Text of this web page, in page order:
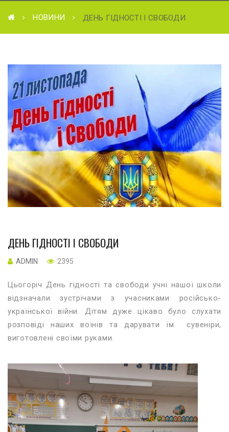
НОВИНИ ДЕНЬ ГІДНОСТІ І СВОБОДИ
ДЕНЬ ГІДНОСТІ І СВОБОДИ
ADMIN 2395
Цьогоріч День гідності та свободи учні нашої школи
відзначали зустрічами з учасниками російсько-
української війни. Дітям дуже цікаво було слухати
розповіді наших воїнів та дарувати їм сувеніри,
виготовлені своїми руками.